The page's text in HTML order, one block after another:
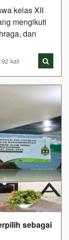
kelas XII
mengikuti
dan
kali
sebagai